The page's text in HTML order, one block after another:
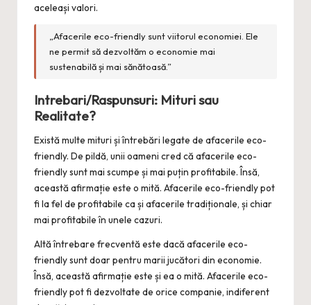
aceleași valori.
„Afacerile eco-friendly sunt viitorul economiei. Ele
ne permit să dezvoltăm o economie mai
sustenabilă și mai sănătoasă.”
Intrebari/Raspunsuri: Mituri sau
Realitate?
Există multe mituri și întrebări legate de afacerile eco-
friendly. De pildă, unii oameni cred că afacerile eco-
friendly sunt mai scumpe și mai puțin profitabile. Însă,
această afirmație este o mită. Afacerile eco-friendly pot
fi la fel de profitabile ca și afacerile tradiționale, și chiar
mai profitabile în unele cazuri.
Altă întrebare frecventă este dacă afacerile eco-
friendly sunt doar pentru marii jucători din economie.
Însă, această afirmație este și ea o mită. Afacerile eco-
friendly pot fi dezvoltate de orice companie, indiferent